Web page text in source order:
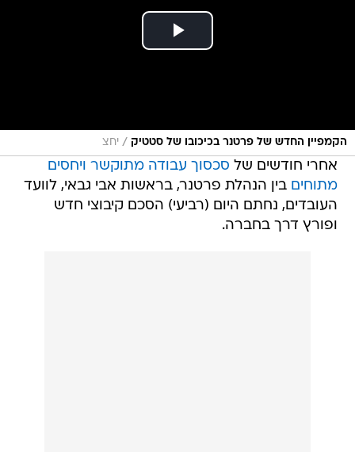
הקמפיין החדש של פרטנר בכיכובו של סטטיק / יחצ
אחרי חודשים של סכסוך עבודה מתוקשר ויחסים
מתוחים בין הנהלת פרטנר, בראשות אבי גבאי, לוועד
העובדים, נחתם היום (רביעי) הסכם קיבוצי חדש
ופורץ דרך בחברה.